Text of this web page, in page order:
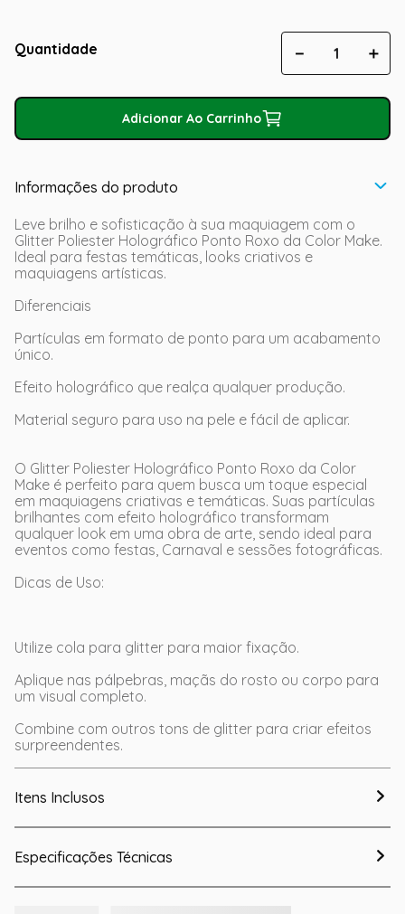
Quantidade ＋
－
Adicionar Ao Carrinho
Informações do produto
Leve brilho e sofisticação à sua maquiagem com o
Glitter Poliester Holográfico Ponto Roxo da Color Make.
Ideal para festas temáticas, looks criativos e
maquiagens artísticas.
Diferenciais
Partículas em formato de ponto para um acabamento
único.
Efeito holográfico que realça qualquer produção.
Material seguro para uso na pele e fácil de aplicar.
O Glitter Poliester Holográfico Ponto Roxo da Color
Make é perfeito para quem busca um toque especial
em maquiagens criativas e temáticas. Suas partículas
brilhantes com efeito holográfico transformam
qualquer look em uma obra de arte, sendo ideal para
eventos como festas, Carnaval e sessões fotográficas.
Dicas de Uso:
Utilize cola para glitter para maior fixação.
Aplique nas pálpebras, maçãs do rosto ou corpo para
um visual completo.
Combine com outros tons de glitter para criar efeitos
surpreendentes.
Itens Inclusos
Especificações Técnicas